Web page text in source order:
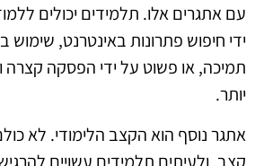
עם אתגרים אלו. תלמידים יכולים
ידי חיפוש פתרונות באינטרנט, שימוש
תמיכה, או פשוט על ידי הפסקה קצרה
יותר.
אתגר נוסף הוא הקצב הלימודי. לא
קצב, ולעיתים תלמידים עשויים